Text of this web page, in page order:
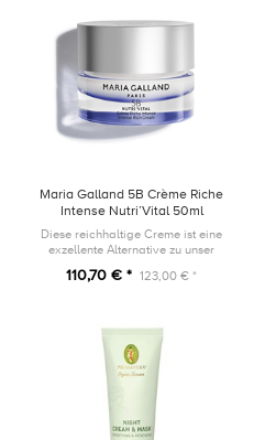
Maria Galland 5B Crème Riche
Intense Nutri’Vital 50ml
Diese reichhaltige Creme ist eine
exzellente Alternative zu unser
als nährende Intensivkur für
110,70 € * 123,00 € *